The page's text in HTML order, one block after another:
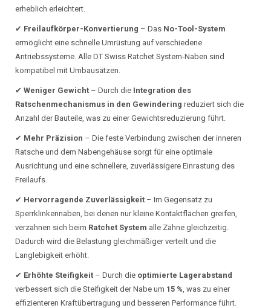
erheblich erleichtert.
✔ Freilaufkörper-Konvertierung – Das No-Tool-System
ermöglicht eine schnelle Umrüstung auf verschiedene
Antriebssysteme. Alle DT Swiss Ratchet System-Naben sind
kompatibel mit Umbausätzen.
✔ Weniger Gewicht – Durch die Integration des
Ratschenmechanismus in den Gewindering reduziert sich die
Anzahl der Bauteile, was zu einer Gewichtsreduzierung führt.
✔ Mehr Präzision – Die feste Verbindung zwischen der inneren
Ratsche und dem Nabengehäuse sorgt für eine optimale
Ausrichtung und eine schnellere, zuverlässigere Einrastung des
Freilaufs.
✔ Hervorragende Zuverlässigkeit – Im Gegensatz zu
Sperrklinkennaben, bei denen nur kleine Kontaktflächen greifen,
verzahnen sich beim Ratchet System alle Zähne gleichzeitig.
Dadurch wird die Belastung gleichmäßiger verteilt und die
Langlebigkeit erhöht.
✔ Erhöhte Steifigkeit – Durch die optimierte Lagerabstand
verbessert sich die Steifigkeit der Nabe um 15 %, was zu einer
effizienteren Kraftübertragung und besseren Performance führt.